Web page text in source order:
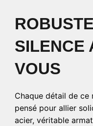
SILENCE
VOUS
Chaque détail de ce
pensé pour allier
acier, véritable